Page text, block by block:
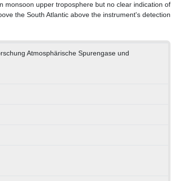
monsoon upper troposphere but no clear indication of
the South Atlantic above the instrument's detection
Atmosphärische Spurengase und